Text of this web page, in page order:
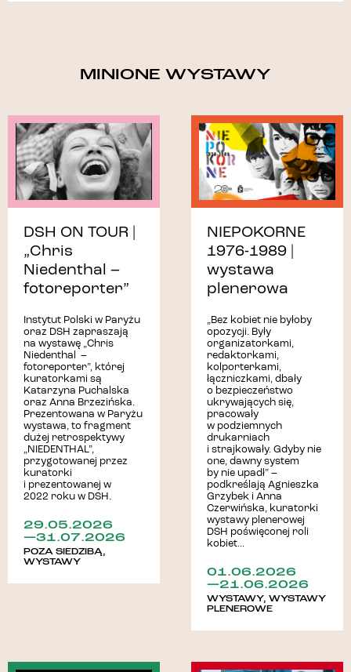
MINIONE WYSTAWY
DSH ON TOUR |
„Chris
Niedenthal –
fotoreporter”
Instytut Polski w Paryżu
oraz DSH zapraszają
na wystawę „Chris
Niedenthal –
fotoreporter”, której
kuratorkami są
Katarzyna Puchalska
oraz Anna Brzezińska.
Prezentowana w Paryżu
wystawa, to fragment
dużej retrospektywy
„NIEDENTHAL”,
przygotowanej przez
kuratorki
i prezentowanej w
2022 roku w DSH.
29.05.2026
—31.07.2026
POZA SIEDZIBĄ,
WYSTAWY
NIEPOKORNE
1976-1989 |
wystawa
plenerowa
„Bez kobiet nie byłoby
opozycji. Były
organizatorkami,
redaktorkami,
kolporterkami,
łączniczkami, dbały
o bezpieczeństwo
ukrywających się,
pracowały
w podziemnych
drukarniach
i strajkowały. Gdyby nie
one, dawny system
by nie upadł” –
podkreślają Agnieszka
Grzybek i Anna
Czerwińska, kuratorki
wystawy plenerowej
DSH poświęconej roli
kobiet...
01.06.2026
—21.06.2026
WYSTAWY, WYSTAWY
PLENEROWE